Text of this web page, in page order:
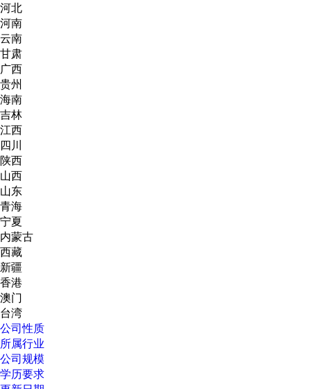
河北
河南
云南
甘肃
广西
贵州
海南
吉林
江西
四川
陕西
山西
山东
青海
宁夏
内蒙古
西藏
新疆
香港
澳门
台湾
公司性质
所属行业
公司规模
学历要求